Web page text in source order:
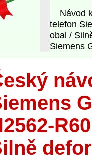
Návod k
telefon
obal /
Siemens